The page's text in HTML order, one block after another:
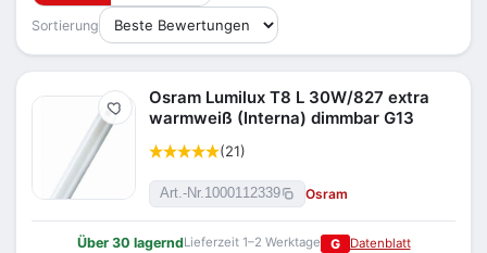
Sortierung
Merken
Osram Lumilux T8 L 30W/827 extra
warmweiß (Interna) dimmbar G13
(21)
Art.-Nr.1000112339 Osram
Über 30 lagerndLieferzeit 1–2 Werktage G Datenblatt